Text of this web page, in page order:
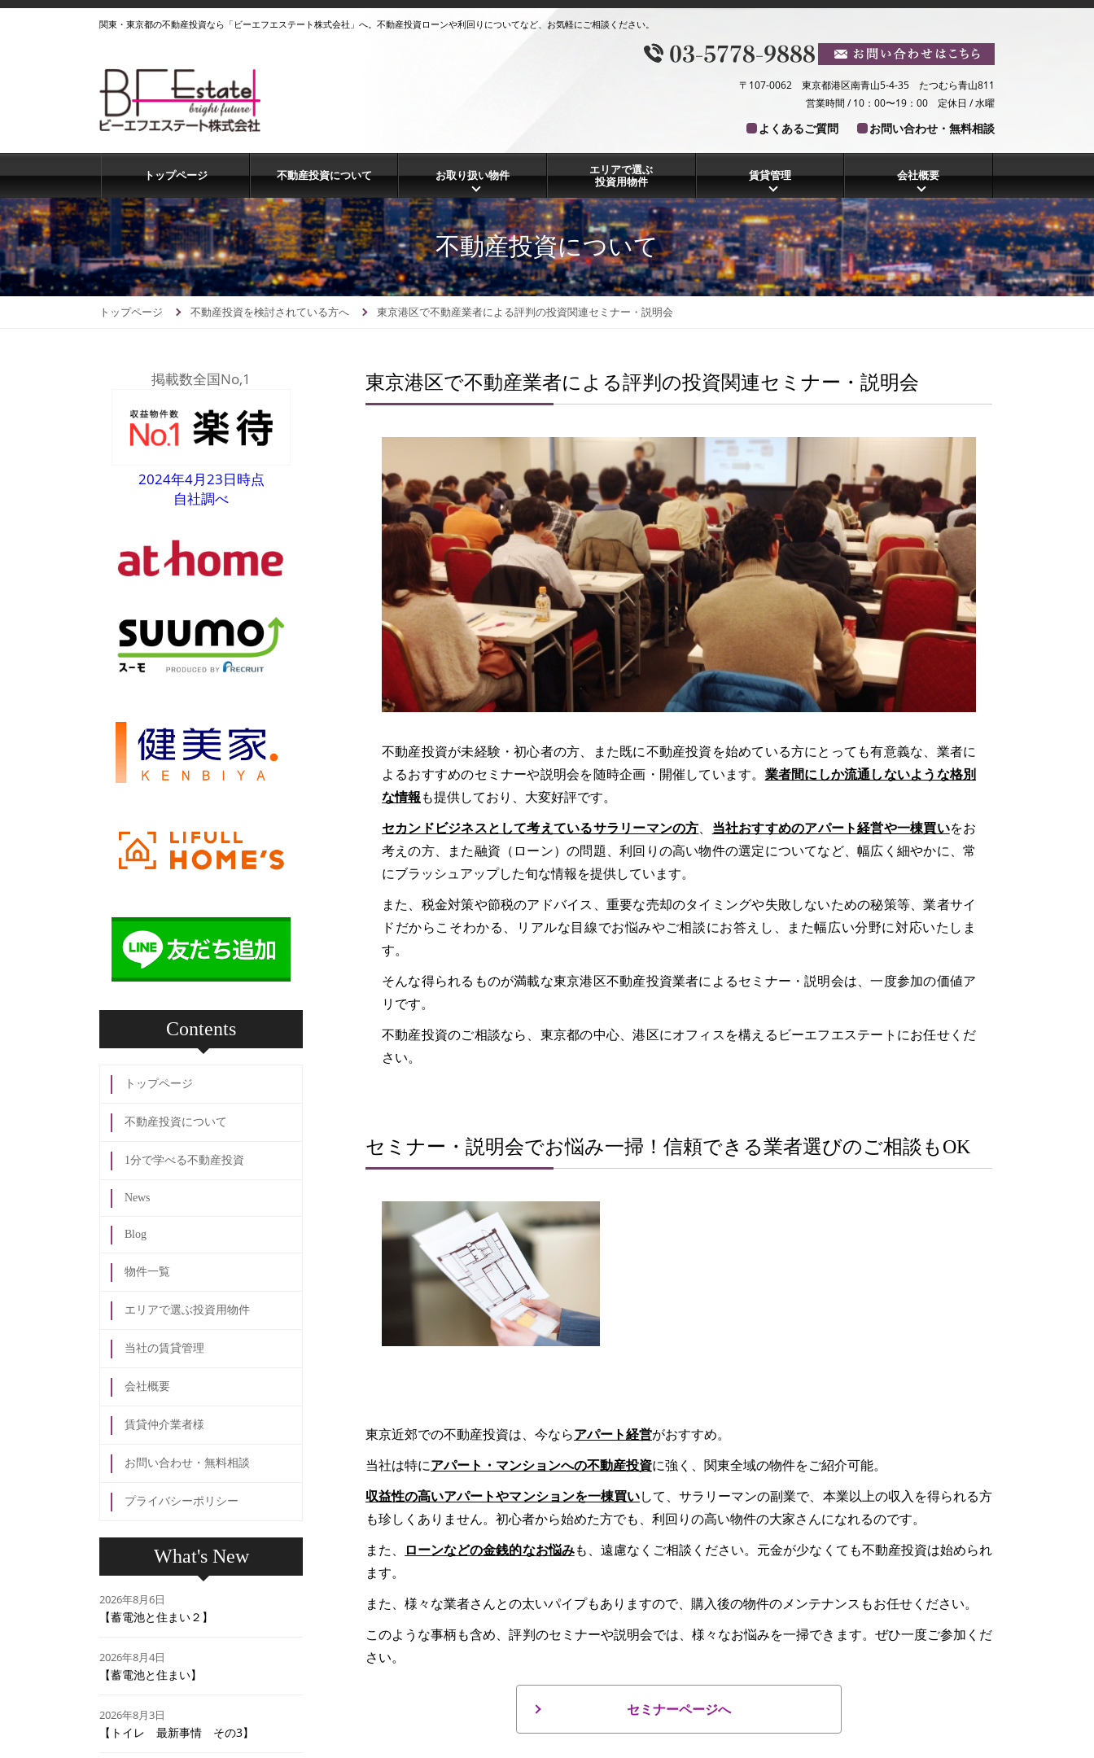
関東・東京都の不動産投資なら「ビーエフエステート株式会社」へ。不動産投資ローンや利回りについてなど、お気軽にご相談ください。
〒107-0062 東京都港区南青山5-4-35 たつむら青山811
営業時間 / 10：00〜19：00 定休日 / 水曜
よくあるご質問 お問い合わせ・無料相談
トップページ 不動産投資について お取り扱い物件
エリアで選ぶ
投資用物件
賃貸管理 会社概要
不動産投資について
トップページ 不動産投資を検討されている方へ 東京港区で不動産業者による評判の投資関連セミナー・説明会
東京港区で不動産業者による評判の投資関連セミナー・説明会
不動産投資が未経験・初心者の方、また既に不動産投資を始めている方にとっても有意義な、業者に
よるおすすめのセミナーや説明会を随時企画・開催しています。 業者間にしか流通しないような格別
な情報も提供しており、大変好評です。
セカンドビジネスとして考えているサラリーマンの方、 当社おすすめのアパート経営や一棟買いをお
考えの方、また融資（ローン）の問題、利回りの高い物件の選定についてなど、幅広く細やかに、常
にブラッシュアップした旬な情報を提供しています。
また、税金対策や節税のアドバイス、重要な売却のタイミングや失敗しないための秘策等、業者サイ
ドだからこそわかる、リアルな目線でお悩みやご相談にお答えし、また幅広い分野に対応いたしま
す。
そんな得られるものが満載な東京港区不動産投資業者によるセミナー・説明会は、一度参加の価値ア
リです。
不動産投資のご相談なら、東京都の中心、港区にオフィスを構えるビーエフエステートにお任せくだ
さい。
セミナー・説明会でお悩み一掃！信頼できる業者選びのご相談もOK
東京近郊での不動産投資は、今ならアパート経営がおすすめ。
当社は特にアパート・マンションへの不動産投資に強く、関東全域の物件をご紹介可能。
収益性の高いアパートやマンションを一棟買いして、サラリーマンの副業で、本業以上の収入を得られる方
も珍しくありません。初心者から始めた方でも、利回りの高い物件の大家さんになれるのです。
また、
ローンなどの金銭的なお悩みも、遠慮なくご相談ください。元金が少なくても不動産投資は始められ
ます。
また、様々な業者さんとの太いパイプもありますので、購入後の物件のメンテナンスもお任せください。
このような事柄も含め、評判のセミナーや説明会では、様々なお悩みを一掃できます。ぜひ一度ご参加くだ
さい。
セミナーページへ
掲載数全国No,1
2024年4月23日時点
自社調べ
Contents
トップページ
不動産投資について
1分で学べる不動産投資
News
Blog
物件一覧
エリアで選ぶ投資用物件
当社の賃貸管理
会社概要
賃貸仲介業者様
お問い合わせ・無料相談
プライバシーポリシー
What's New
2026年8月6日
【蓄電池と住まい２】
2026年8月4日
【蓄電池と住まい】
2026年8月3日
【トイレ 最新事情 その3】